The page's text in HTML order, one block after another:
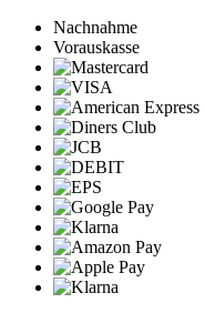
Nachnahme
Vorauskasse